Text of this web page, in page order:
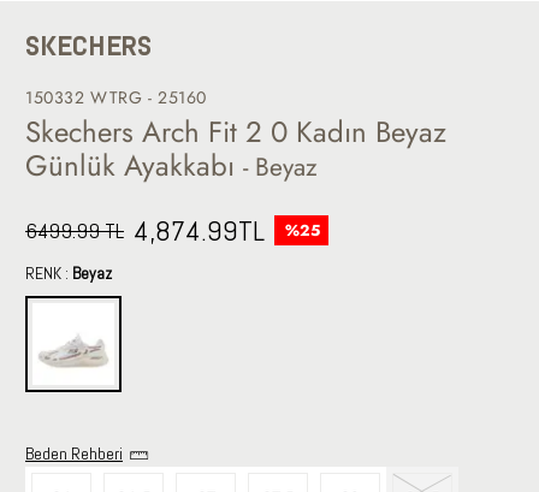
SKECHERS
150332 WTRG - 25160
Skechers Arch Fit 2 0 Kadın Beyaz
Günlük Ayakkabı - Beyaz
6499.99 TL 4,874.99TL %25
RENK : Beyaz
Beden Rehberi